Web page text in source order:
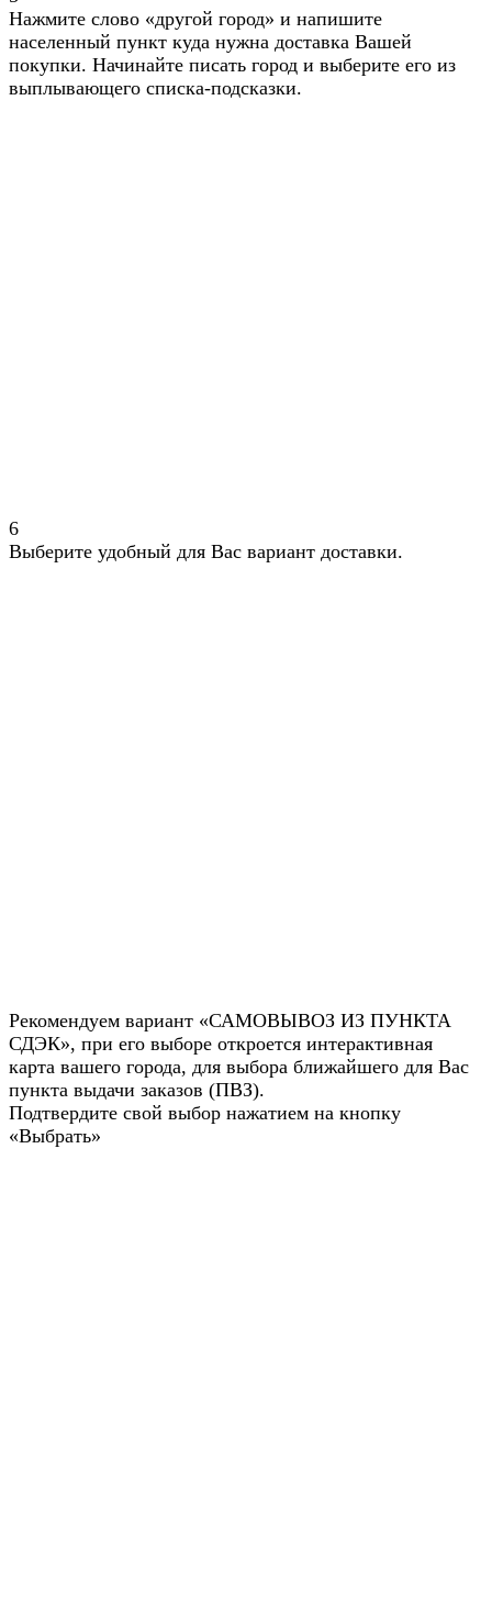
Нажмите слово «другой город» и напишите
населенный пункт куда нужна доставка Вашей
покупки. Начинайте писать город и выберите его из
выплывающего списка-подсказки.
6
Выберите удобный для Вас вариант доставки.
Рекомендуем вариант «САМОВЫВОЗ ИЗ ПУНКТА
СДЭК», при его выборе откроется интерактивная
карта вашего города, для выбора ближайшего для Вас
пункта выдачи заказов (ПВЗ).
Подтвердите свой выбор нажатием на кнопку
«Выбрать»